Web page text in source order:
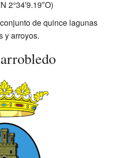
2°34′9.19″O)
de quince lagunas
y arroyos.